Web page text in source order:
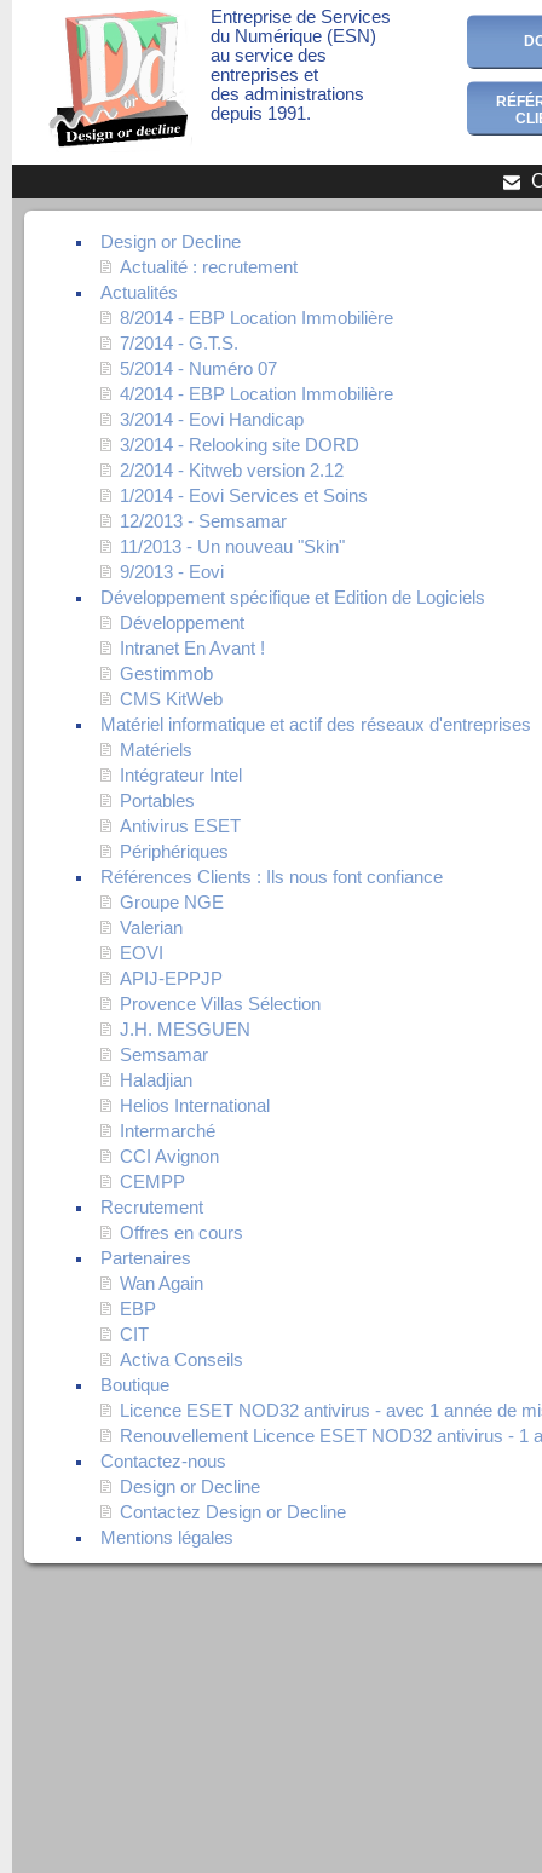
Entreprise de Services
du Numérique (ESN)
au service des
entreprises et
des administrations
depuis 1991.
Design or Decline
Actualité : recrutement
Actualités
8/2014 - EBP Location Immobilière
7/2014 - G.T.S.
5/2014 - Numéro 07
4/2014 - EBP Location Immobilière
3/2014 - Eovi Handicap
3/2014 - Relooking site DORD
2/2014 - Kitweb version 2.12
1/2014 - Eovi Services et Soins
12/2013 - Semsamar
11/2013 - Un nouveau "Skin"
9/2013 - Eovi
Développement spécifique et Edition de Logiciels
Développement
Intranet En Avant !
Gestimmob
CMS KitWeb
Matériel informatique et actif des réseaux d'entreprises
Matériels
Intégrateur Intel
Portables
Antivirus ESET
Périphériques
Références Clients : Ils nous font confiance
Groupe NGE
Valerian
EOVI
APIJ-EPPJP
Provence Villas Sélection
J.H. MESGUEN
Semsamar
Haladjian
Helios International
Intermarché
CCI Avignon
CEMPP
Recrutement
Offres en cours
Partenaires
Wan Again
EBP
CIT
Activa Conseils
Boutique
Licence ESET NOD32 antivirus - avec 1 année de
Renouvellement Licence ESET NOD32 antivirus - 1
Contactez-nous
Design or Decline
Contactez Design or Decline
Mentions légales